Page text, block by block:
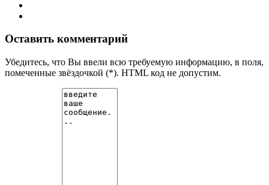
Оставить комментарий
Убедитесь, что Вы ввели всю требуемую информацию, в поля,
помеченные звёздочкой (*). HTML код не допустим.